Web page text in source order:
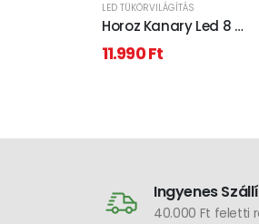
LED TÜKÖRVILÁGÍTÁS
Horoz Kanary Led 8 W-
os 50X405 mm natúr
fehér, króm tükör
11.990Ft
Ingyenes
40.000 Ft feletti